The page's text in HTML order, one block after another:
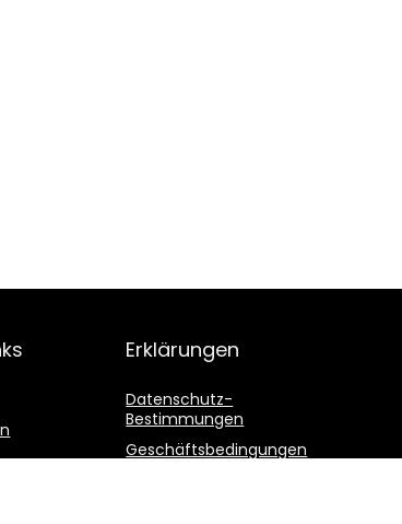
Erklärungen
Datenschutz-
Bestimmungen
Geschäftsbedingungen